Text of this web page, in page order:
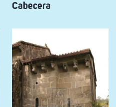
Cabecera